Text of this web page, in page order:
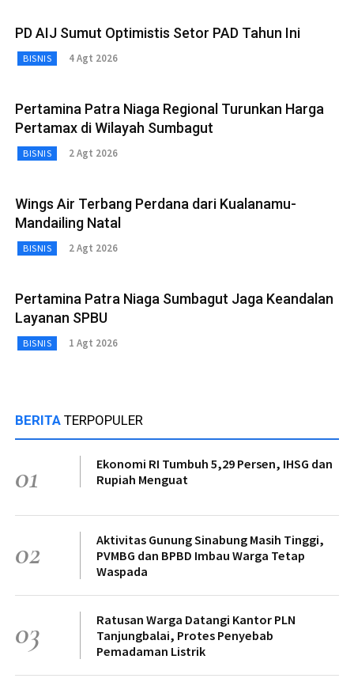
PD AIJ Sumut Optimistis Setor PAD Tahun Ini
BISNIS 4 Agt 2026
Pertamina Patra Niaga Regional Turunkan Harga
Pertamax di Wilayah Sumbagut
BISNIS 2 Agt 2026
Wings Air Terbang Perdana dari Kualanamu-
Mandailing Natal
BISNIS 2 Agt 2026
Pertamina Patra Niaga Sumbagut Jaga Keandalan
Layanan SPBU
BISNIS 1 Agt 2026
BERITA TERPOPULER
01
Ekonomi RI Tumbuh 5,29 Persen, IHSG dan
Rupiah Menguat
02
Aktivitas Gunung Sinabung Masih Tinggi,
PVMBG dan BPBD Imbau Warga Tetap
Waspada
03
Ratusan Warga Datangi Kantor PLN
Tanjungbalai, Protes Penyebab
Pemadaman Listrik